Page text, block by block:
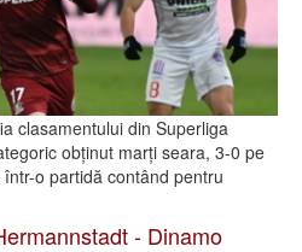
clasamentului din Superliga
obținut marți seara, 3-0 pe
o partidă contând pentru
- Dinamo